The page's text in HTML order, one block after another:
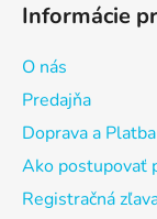
Informácie
O nás
Predajňa
Doprava a Platba
Ako postupovať
Registračná